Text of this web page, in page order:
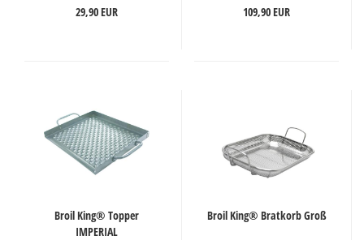
29,90 EUR 109,90 EUR
Broil King® Topper
IMPERIAL
Broil King® Bratkorb Groß